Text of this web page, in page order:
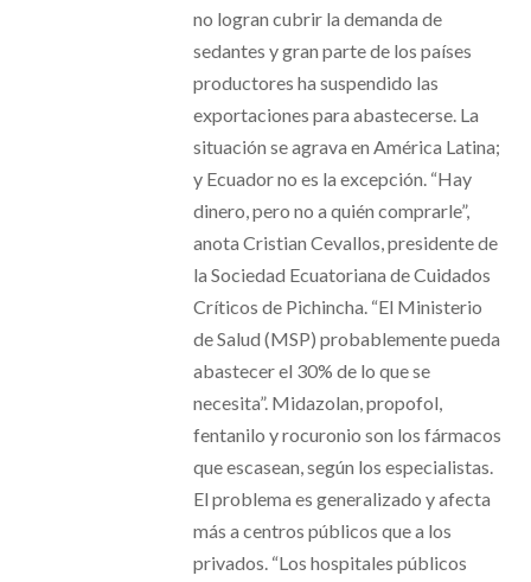
no logran cubrir la demanda de
sedantes y gran parte de los países
productores ha suspendido las
exportaciones para abastecerse. La
situación se agrava en América Latina;
y Ecuador no es la excepción. “Hay
dinero, pero no a quién comprarle”,
anota Cristian Cevallos, presidente de
la Sociedad Ecuatoriana de Cuidados
Críticos de Pichincha. “El Ministerio
de Salud (MSP) probablemente pueda
abastecer el 30% de lo que se
necesita”. Midazolan, propofol,
fentanilo y rocuronio son los fármacos
que escasean, según los especialistas.
El problema es generalizado y afecta
más a centros públicos que a los
privados. “Los hospitales públicos